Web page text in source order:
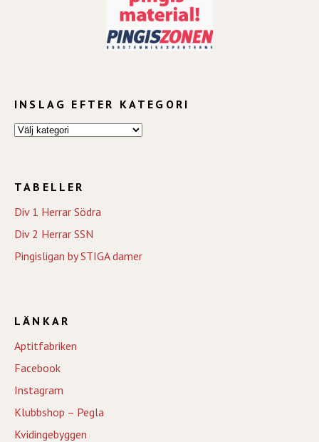
INSLAG EFTER KATEGORI
TABELLER
Div 1 Herrar Södra
Div 2 Herrar SSN
Pingisligan by STIGA damer
LÄNKAR
Aptitfabriken
Facebook
Instagram
Klubbshop – Pegla
Kvidingebyggen